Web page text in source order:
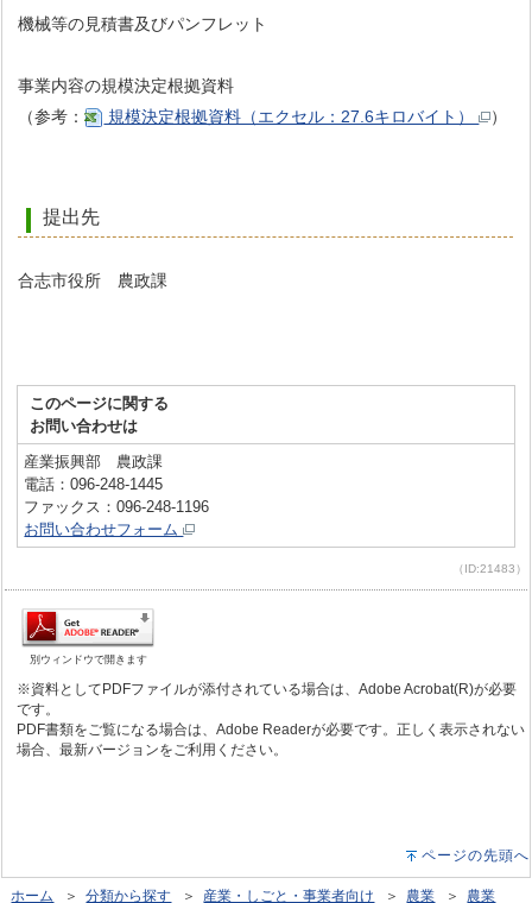
機械等の見積書及びパンフレット
事業内容の規模決定根拠資料
（参考：
規模決定根拠資料（エクセル：27.6キロバイト） ）
提出先
合志市役所 農政課
このページに関する
お問い合わせは
産業振興部 農政課
電話：096-248-1445
ファックス：096-248-1196
お問い合わせフォーム
（ID:21483）
別ウィンドウで開きます
※資料としてPDFファイルが添付されている場合は、Adobe Acrobat(R)が必要
です。
PDF書類をご覧になる場合は、Adobe Readerが必要です。正しく表示されない
場合、最新バージョンをご利用ください。
ページの先頭へ
ホーム ＞分類から探す ＞ 産業・しごと・事業者向け ＞ 農業 ＞ 農業